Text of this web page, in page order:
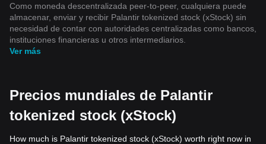
Como moneda descentralizada peer-to-peer, cualquiera puede
almacenar, enviar y recibir Palantir tokenized stock (xStock) sin
necesidad de contar con autoridades centralizadas como bancos,
instituciones financieras u otros intermediarios.
Ver más
Precios mundiales de Palantir
tokenized stock (xStock)
How much is Palantir tokenized stock (xStock) worth right now in